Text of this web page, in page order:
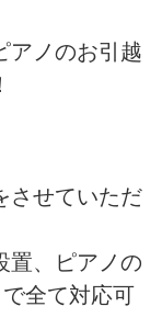
アノのお引越
させていただ
置、ピアノの
全て対応可